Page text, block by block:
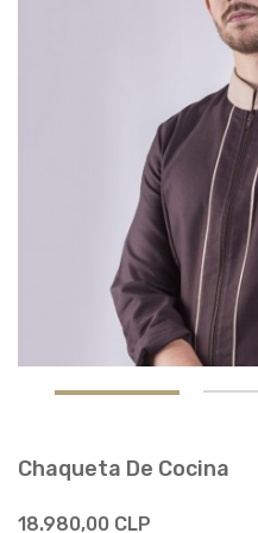
Chaqueta De Cocina
18.980,00 CLP